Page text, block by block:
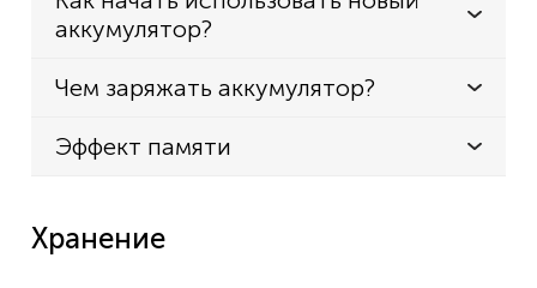
аккумулятор?
Чем заряжать аккумулятор?
Эффект памяти
Хранение